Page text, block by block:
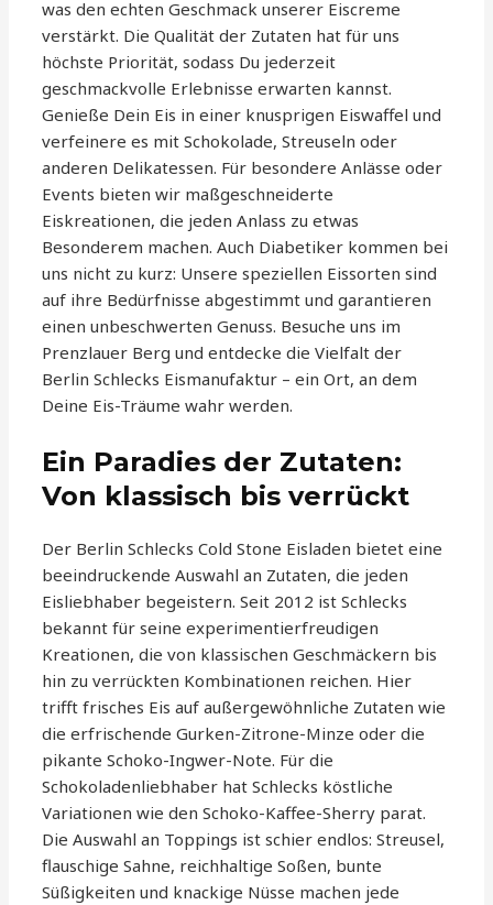
was den echten Geschmack unserer Eiscreme
verstärkt. Die Qualität der Zutaten hat für uns
höchste Priorität, sodass Du jederzeit
geschmackvolle Erlebnisse erwarten kannst.
Genieße Dein Eis in einer knusprigen Eiswaffel und
verfeinere es mit Schokolade, Streuseln oder
anderen Delikatessen. Für besondere Anlässe oder
Events bieten wir maßgeschneiderte
Eiskreationen, die jeden Anlass zu etwas
Besonderem machen. Auch Diabetiker kommen bei
uns nicht zu kurz: Unsere speziellen Eissorten sind
auf ihre Bedürfnisse abgestimmt und garantieren
einen unbeschwerten Genuss. Besuche uns im
Prenzlauer Berg und entdecke die Vielfalt der
Berlin Schlecks Eismanufaktur – ein Ort, an dem
Deine Eis-Träume wahr werden.
Ein Paradies der Zutaten:
Von klassisch bis verrückt
Der Berlin Schlecks Cold Stone Eisladen bietet eine
beeindruckende Auswahl an Zutaten, die jeden
Eisliebhaber begeistern. Seit 2012 ist Schlecks
bekannt für seine experimentierfreudigen
Kreationen, die von klassischen Geschmäckern bis
hin zu verrückten Kombinationen reichen. Hier
trifft frisches Eis auf außergewöhnliche Zutaten wie
die erfrischende Gurken-Zitrone-Minze oder die
pikante Schoko-Ingwer-Note. Für die
Schokoladenliebhaber hat Schlecks köstliche
Variationen wie den Schoko-Kaffee-Sherry parat.
Die Auswahl an Toppings ist schier endlos: Streusel,
flauschige Sahne, reichhaltige Soßen, bunte
Süßigkeiten und knackige Nüsse machen jede